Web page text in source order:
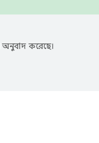
অনুবাদ করেছে।